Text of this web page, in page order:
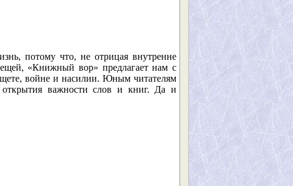
потому что, не отрицая внутренне
«Книжный вор» предлагает нам с
войне и насилии. Юным читателям
открытия важности слов и книг. Да и